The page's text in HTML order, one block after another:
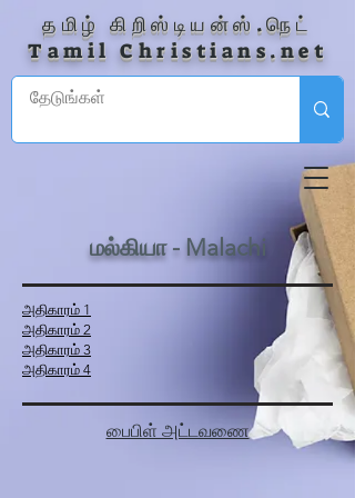
தமிழ் கிறிஸ்டியன்ஸ்.நெட்
Tamil Christians.net
மல்கியா - Malachi
அதிகாரம் 1
அதிகாரம் 2
அதிகாரம் 3
அதிகாரம் 4
பைபிள் அட்டவணை